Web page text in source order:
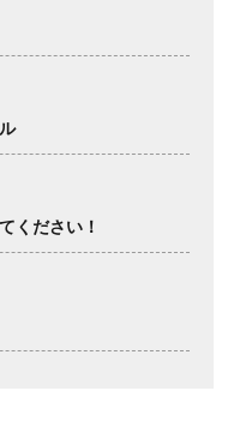
ください！